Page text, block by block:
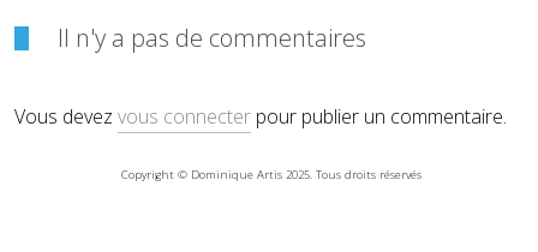
Il n'y a pas de commentaires
Vous devez vous connecter pour publier un commentaire.
Copyright © Dominique Artis 2025. Tous droits réservés